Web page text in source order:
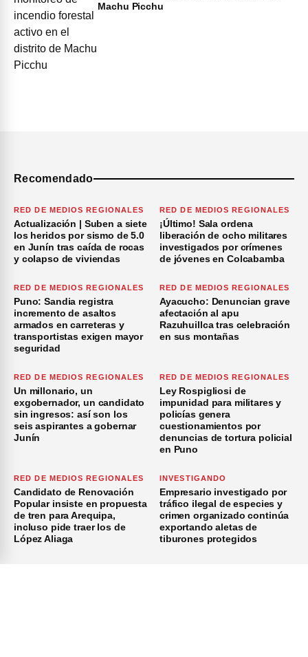
Machu Picchu
Recomendado
RED DE MEDIOS REGIONALES
Actualización | Suben a siete
los heridos por sismo de 5.0
en Junín tras caída de rocas
y colapso de viviendas
RED DE MEDIOS REGIONALES
¡Último! Sala ordena
liberación de ocho militares
investigados por crímenes
de jóvenes en Colcabamba
RED DE MEDIOS REGIONALES
Puno: Sandia registra
incremento de asaltos
armados en carreteras y
transportistas exigen mayor
seguridad
RED DE MEDIOS REGIONALES
Ayacucho: Denuncian grave
afectación al apu
Razuhuillca tras celebración
en sus montañas
RED DE MEDIOS REGIONALES
Un millonario, un
exgobernador, un candidato
sin ingresos: así son los
seis aspirantes a gobernar
Junín
RED DE MEDIOS REGIONALES
Ley Rospigliosi de
impunidad para militares y
policías genera
cuestionamientos por
denuncias de tortura policial
en Puno
RED DE MEDIOS REGIONALES
Candidato de Renovación
Popular insiste en propuesta
de tren para Arequipa,
incluso pide traer los de
López Aliaga
INVESTIGANDO
Empresario investigado por
tráfico ilegal de especies y
crimen organizado continúa
exportando aletas de
tiburones protegidos